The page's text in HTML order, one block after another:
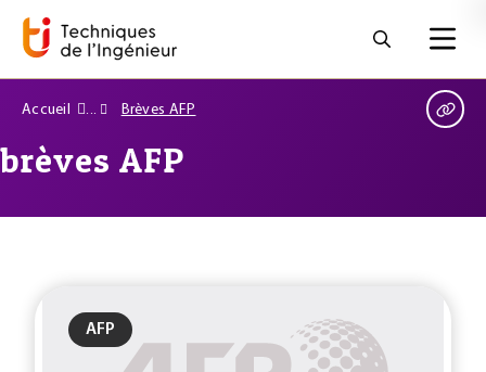
Accueil Brèves AFP
brèves AFP
AFP